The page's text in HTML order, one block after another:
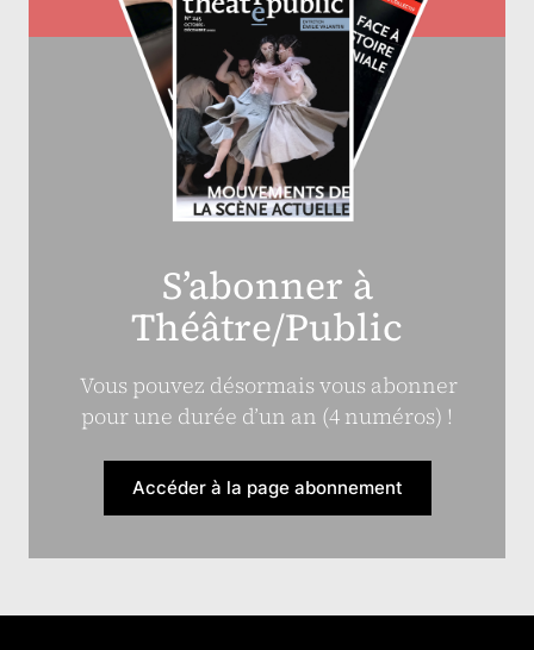
S’abonner à
Théâtre/Public
Vous pouvez désormais vous abonner
pour une durée d’un an (4 numéros) !
Accéder à la page abonnement